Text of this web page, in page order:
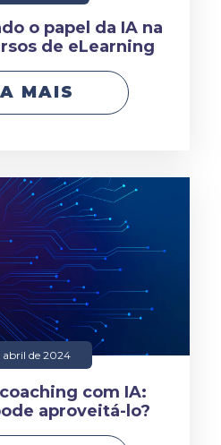
o papel da IA na
de eLearning
MAIS
abril de 2024
com IA:
aproveitá-lo?